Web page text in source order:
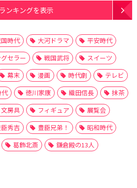
ランキングを表示
時代 大河ドラマ
平安時代
セラー 戦国武将
スイーツ
幕末 漫画 時代劇
テレビ
徳川家康 織田信長
抹茶
文房具 フィギュア
展覧会
秀吉 豊臣兄弟！
昭和時代
葛飾北斎 鎌倉殿の13人